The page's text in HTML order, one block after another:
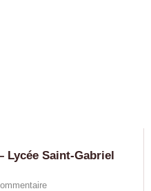
Lycée Saint-Gabriel